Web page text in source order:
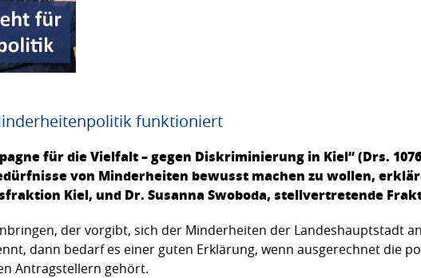
funktioniert
für die Vielfalt – gegen Diskriminierung in Kiel“ (Drs.
von Minderheiten bewusst machen zu wollen,
Kiel, und Dr. Susanna Swoboda, stellvertretende
der vorgibt, sich der Minderheiten der Landeshauptstadt
dann bedarf es einer guten Erklärung, wenn ausgerechnet die
Antragstellern gehört.